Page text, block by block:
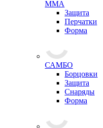
ММА
Защита
Перчатки
Форма
САМБО
Борцовки
Защита
Снаряды
Форма